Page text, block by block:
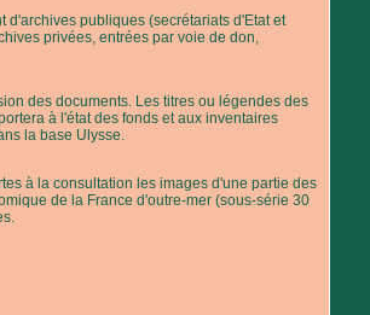
publiques (secrétariats d'Etat et
privées, entrées par voie de don,
des documents. Les titres ou légendes des
à l'état des fonds et aux inventaires
la base Ulysse.
à la consultation les images d'une partie des
de la France d'outre-mer (sous-série 30